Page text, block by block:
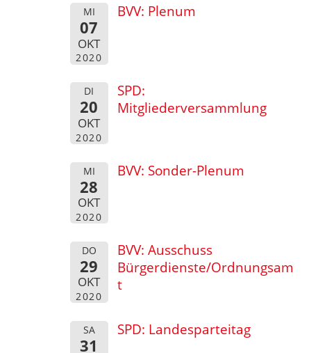
MI
07
OKT
2020
BVV: Plenum
DI
20
OKT
2020
SPD:
Mitgliederversammlung
MI
28
OKT
2020
BVV: Sonder-Plenum
DO
29
OKT
2020
BVV: Ausschuss
Bürgerdienste/Ordnungsam
t
SA
31
SPD: Landesparteitag